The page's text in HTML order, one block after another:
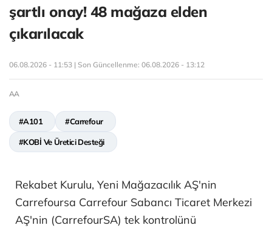
şartlı onay! 48 mağaza elden
çıkarılacak
06.08.2026 - 11:53 | Son Güncellenme: 06.08.2026 - 13:12
AA
#A101 #Carrefour
#KOBİ Ve Üretici Desteği
Rekabet Kurulu, Yeni Mağazacılık AŞ'nin
Carrefoursa Carrefour Sabancı Ticaret Merkezi
AŞ'nin (CarrefourSA) tek kontrolünü